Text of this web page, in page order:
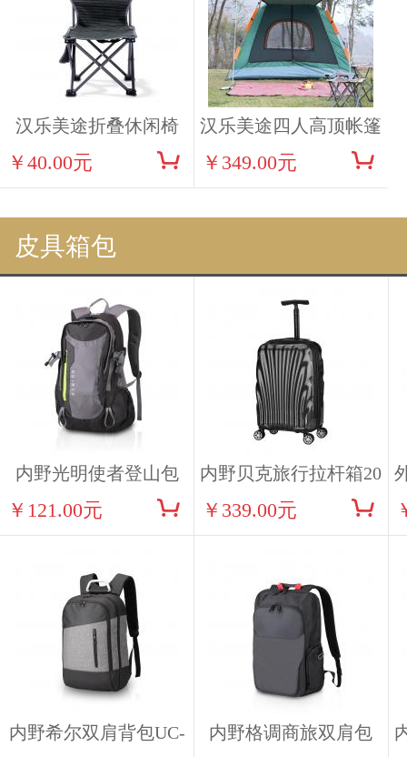
汉乐美途折叠休闲椅
0201
￥40.00元
汉乐美途四人高顶帐篷
0103
￥349.00元
皮具箱包
内野光明使者登山包
UC-B016
￥121.00元
内野贝克旅行拉杆箱20
寸UC-L011
￥339.00元
内野希尔双肩背包UC-
内野格调商旅双肩包